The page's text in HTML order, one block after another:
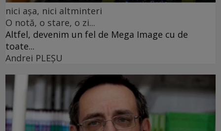
nici așa, nici altminteri
O notă, o stare, o zi...
Altfel, devenim un fel de Mega Image cu de
toate...
Andrei PLEŞU